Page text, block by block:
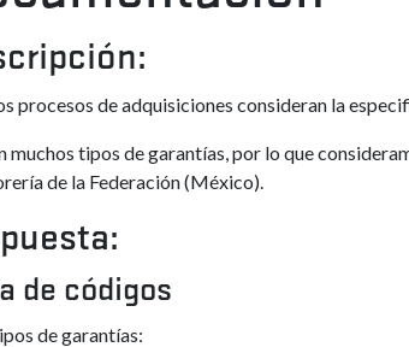
procesos de adquisiciones consideran la
muchos tipos de garantías, por lo que
de la Federación (México).
de códigos
de garantías: